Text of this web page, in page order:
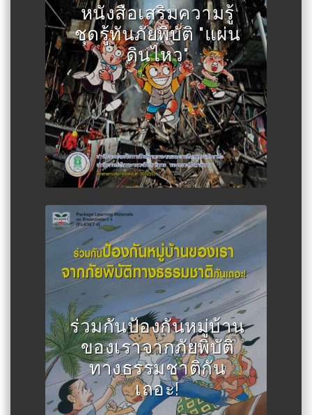
หนังสือเสริมความรู้
ชุดรู้ทันภัยพิบัติ "แผ่น
ดินไหว"
ศึกษานอกระบบและการศึกษาตาม
อัธยาศัย
ร่วมกันป้องกันหมู่บ้าน
ของเราจากภัยพิบัติ
ทางธรรมชาติกัน
เถอะ!
Author :Asia-Pacific Cultural
Centre for UNESCO (ACCU) แปล
โดยสำนักงานกศน.